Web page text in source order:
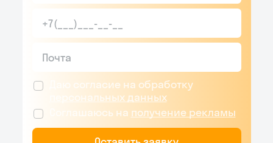
Даю согласие на обработку
персональных данных
Соглашаюсь на получение рекламы